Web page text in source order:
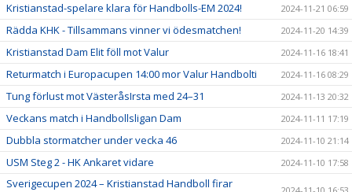
Kristianstad-spelare klara för Handbolls-EM 2024! 2024-11-21 06:59
Rädda KHK - Tillsammans vinner vi ödesmatchen! 2024-11-20 14:39
Kristianstad Dam Elit föll mot Valur 2024-11-16 18:41
Returmatch i Europacupen 14:00 mor Valur Handbolti 2024-11-16 08:29
Tung förlust mot VästeråsIrsta med 24–31 2024-11-13 20:32
Veckans match i Handbollsligan Dam 2024-11-11 17:19
Dubbla stormatcher under vecka 46 2024-11-10 21:14
USM Steg 2 - HK Ankaret vidare 2024-11-10 17:58
Sverigecupen 2024 – Kristianstad Handboll firar